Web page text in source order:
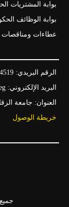
بوابة المشتريات
بوابة الوظائف
عطاءات ومناقصات
الرقم البريدي: 44519
البريد الإلكتروني: info@zu.edu.eg
العنوان: جامعة
خريطة الوصول